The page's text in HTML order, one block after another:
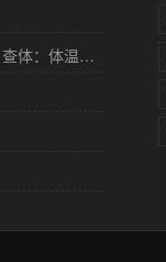
女婴，8天，因不吃、不哭10小时入院。查体：体温不升，面色苍黄，前囟平软，心音低钝，腹胀，脐部有少许脓性分泌物，肝脏肋下4cm，四肢肌张力低。该病儿最可能的诊断是（）